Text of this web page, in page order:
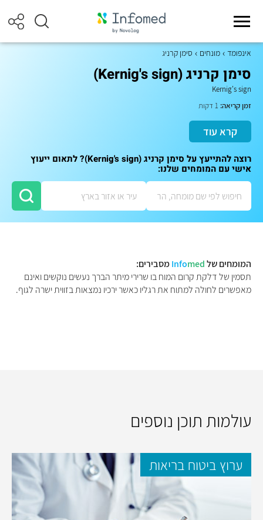
אינפומד מונחים סימן קרניג
סימן קרניג (Kernig's sign)
Kernig's sign
זמן קריאה:
קרא עוד
רוצה להתייעץ על סימן קרניג (Kernig's sign)? לתאום ייעוץ
אישי עם המומחים שלנו:
המומחים של Infomed
מסבירים:
תסמין של דלקת קרום המוח בו שרירי מיתר הברך נעשים נוקשים ואינם
מאפשרים לחולה למתוח את רגליו כאשר ירכיו נמצאות בזווית ישרה לגוף.
עולמות תוכן נוספים
ערוץ ביטוח בריאות